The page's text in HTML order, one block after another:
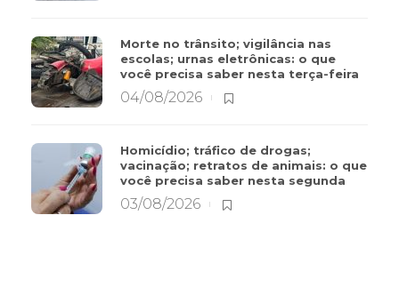
Morte no trânsito; vigilância nas
escolas; urnas eletrônicas: o que
você precisa saber nesta terça-feira
04/08/2026
Homicídio; tráfico de drogas;
vacinação; retratos de animais: o que
você precisa saber nesta segunda
03/08/2026